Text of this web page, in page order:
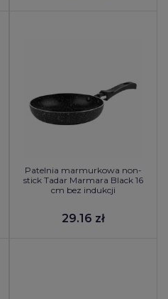
Patelnia marmurkowa non-
stick Tadar Marmara Black 16
cm bez indukcji
29.16 zł